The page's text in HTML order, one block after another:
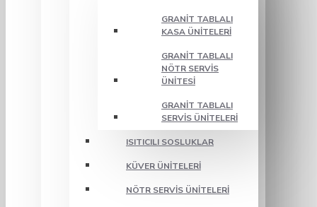
GRANIT TABLALI
KASA ÜNITELERI
GRANIT TABLALI
NÖTR SERVIS
ÜNITESI
GRANIT TABLALI
SERVIS ÜNITELERI
ISITICILI SOSLUKLAR
KÜVER ÜNITELERI
NÖTR SERVIS ÜNITELERI